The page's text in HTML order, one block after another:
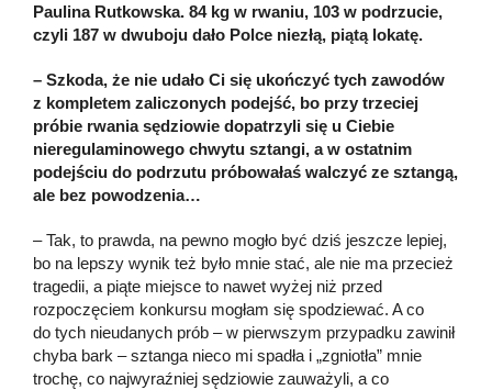
Paulina Rutkowska. 84 kg w rwaniu, 103 w podrzucie,
czyli 187 w dwuboju dało Polce niezłą, piątą lokatę.
– Szkoda, że nie udało Ci się ukończyć tych zawodów
z kompletem zaliczonych podejść, bo przy trzeciej
próbie rwania sędziowie dopatrzyli się u Ciebie
nieregulaminowego chwytu sztangi, a w ostatnim
podejściu do podrzutu próbowałaś walczyć ze sztangą,
ale bez powodzenia…
– Tak, to prawda, na pewno mogło być dziś jeszcze lepiej,
bo na lepszy wynik też było mnie stać, ale nie ma przecież
tragedii, a piąte miejsce to nawet wyżej niż przed
rozpoczęciem konkursu mogłam się spodziewać. A co
do tych nieudanych prób – w pierwszym przypadku zawinił
chyba bark – sztanga nieco mi spadła i „zgniotła” mnie
trochę, co najwyraźniej sędziowie zauważyli, a co